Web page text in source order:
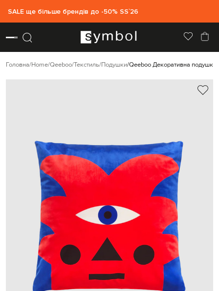
SALE ще більше брендів до -50% SS`26
Головна Home Qeeboo Текстиль Подушки Qeeboo Декоративна подушка